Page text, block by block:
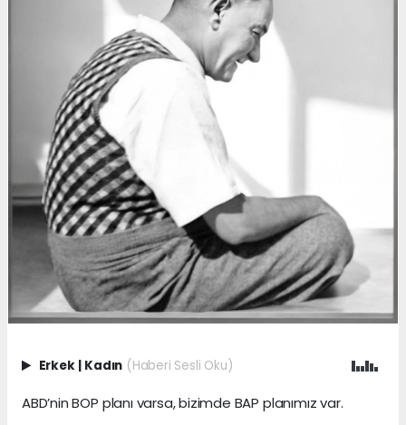
Erkek | Kadın (Haberi Sesli Oku)
ABD’nin BOP planı varsa, bizimde BAP planımız var.